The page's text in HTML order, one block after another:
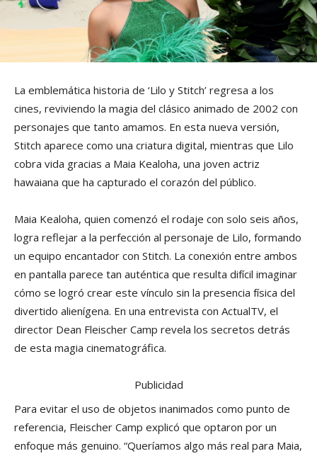
La emblemática historia de ‘Lilo y Stitch’ regresa a los
cines, reviviendo la magia del clásico animado de 2002 con
personajes que tanto amamos. En esta nueva versión,
Stitch aparece como una criatura digital, mientras que Lilo
cobra vida gracias a Maia Kealoha, una joven actriz
hawaiana que ha capturado el corazón del público.
Maia Kealoha, quien comenzó el rodaje con solo seis años,
logra reflejar a la perfección al personaje de Lilo, formando
un equipo encantador con Stitch. La conexión entre ambos
en pantalla parece tan auténtica que resulta difícil imaginar
cómo se logró crear este vínculo sin la presencia física del
divertido alienígena. En una entrevista con ActualTV, el
director Dean Fleischer Camp revela los secretos detrás
de esta magia cinematográfica.
Publicidad
Para evitar el uso de objetos inanimados como punto de
referencia, Fleischer Camp explicó que optaron por un
enfoque más genuino. “Queríamos algo más real para Maia,